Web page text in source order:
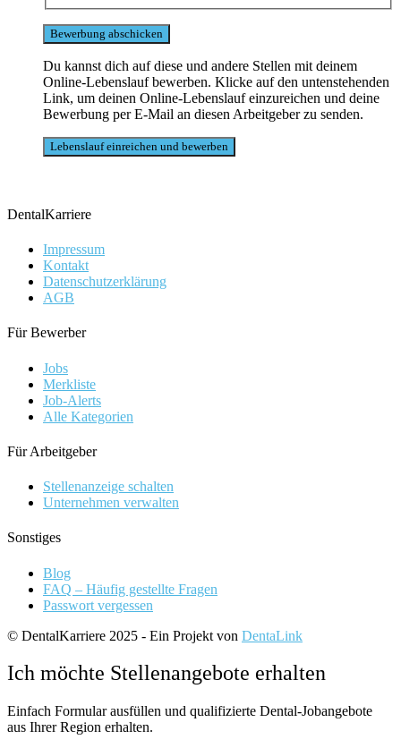
Du kannst dich auf diese und andere Stellen mit deinem
Online-Lebenslauf bewerben. Klicke auf den untenstehenden
Link, um deinen Online-Lebenslauf einzureichen und deine
Bewerbung per E-Mail an diesen Arbeitgeber zu senden.
DentalKarriere
Impressum
Kontakt
Datenschutzerklärung
AGB
Für Bewerber
Jobs
Merkliste
Job-Alerts
Alle Kategorien
Für Arbeitgeber
Stellenanzeige schalten
Unternehmen verwalten
Sonstiges
Blog
FAQ – Häufig gestellte Fragen
Passwort vergessen
© DentalKarriere 2025 - Ein Projekt von DentaLink
Ich möchte Stellenangebote erhalten
Einfach Formular ausfüllen und qualifizierte Dental-Jobangebote
aus Ihrer Region erhalten.